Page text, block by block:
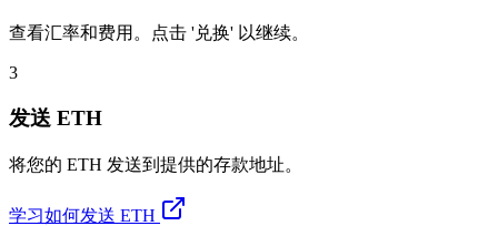
查看汇率和费用。点击 '兑换' 以继续。
3
发送 ETH
将您的 ETH 发送到提供的存款地址。
学习如何发送 ETH